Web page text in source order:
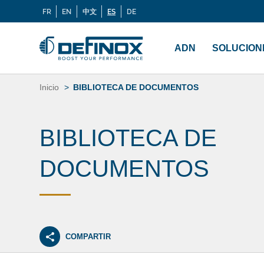
Langues
FR EN 中文 ES DE
Saltar
al
contenido
principal
ADN
Buscar:
Inicio BIBLIOTECA DE DOCUMENTOS
BIBLIOTECA DE
DOCUMENTOS
COMPARTIR